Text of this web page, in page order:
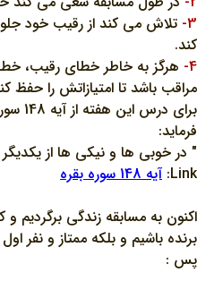
3- تلاش مي کند از رقيب خود
کند.
4- هرگز به خاطر خطاي رقيب،
مراقب باشد تا امتيازاتش را حفظ
براي
فرمايد:
" در خوبي ها و نيکي ها از
Link: آيه 148 سوره بقره
اکنون به مسابقه زندگي برگرديم
برنده باشيم و بلکه ممتاز و نفر
پس :